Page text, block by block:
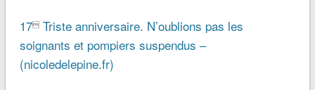
17 Triste anniversaire. N’oublions pas les
soignants et pompiers suspendus –
(nicoledelepine.fr)